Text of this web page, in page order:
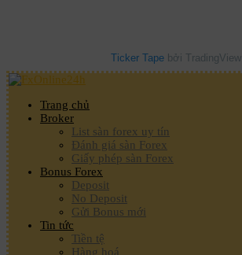
Ticker Tape bởi TradingView
Trang chủ
Broker
List sàn forex uy tín
Đánh giá sàn Forex
Giấy phép sàn Forex
Bonus Forex
Deposit
No Deposit
Gửi Bonus mới
Tin tức
Tiền tệ
Hàng hoá